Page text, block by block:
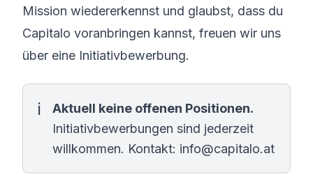
Mission wiedererkennst und glaubst, dass du
Capitalo voranbringen kannst, freuen wir uns
über eine Initiativbewerbung.
Aktuell keine offenen Positionen.
Initiativbewerbungen sind jederzeit
willkommen. Kontakt: info@capitalo.at